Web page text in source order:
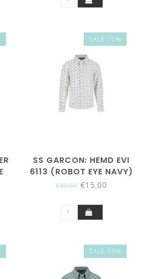
SALE-70%
SS GARCON: HEMD EVI
6113 (ROBOT EYE NAVY)
€49,99€15,00
SALE-70%